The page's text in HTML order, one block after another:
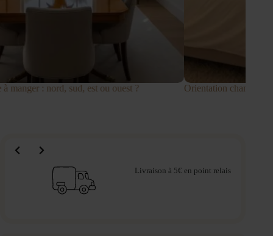
chambre : nord, sud, est ou ouest ? Orientation
Livraison à 5€ en point relais